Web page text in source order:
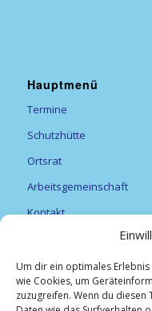
Um dir ein optimales
wie Cookies, um
zuzugreifen. Wenn du
Hauptmenü
Termine
Schutzhütte
Ortsrat
Arbeitsgemeinschaft
Kontakt
Feuerwehr
Förderverein